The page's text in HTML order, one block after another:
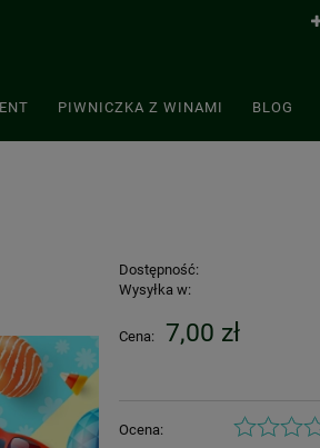
PIWNICZKA Z WINAMI BLOG
Dostępność:
Wysyłka w:
Cena: 7,00 zł
Ocena: